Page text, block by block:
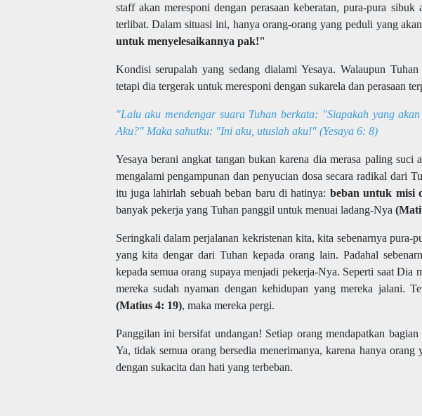
staff akan meresponi dengan perasaan keberatan, pura-pura
terlibat. Dalam situasi ini, hanya orang-orang yang peduli yang
untuk menyelesaikannya pak!"
Kondisi serupalah yang sedang dialami Yesaya. Walaupun
tetapi dia tergerak untuk meresponi dengan sukarela dan perasaan
"Lalu aku mendengar suara Tuhan berkata: "Siapakah yang
Aku?" Maka sahutku: "Ini aku, utuslah aku!" (Yesaya 6: 8)
Yesaya berani angkat tangan bukan karena dia merasa paling suci
mengalami pengampunan dan penyucian dosa secara radikal dari
itu juga lahirlah sebuah beban baru di hatinya: beban untuk misi
banyak pekerja yang Tuhan panggil untuk menuai ladang-Nya
Seringkali dalam perjalanan kekristenan kita, kita sebenarnya pura-
yang kita dengar dari Tuhan kepada orang lain. Padahal
kepada semua orang supaya menjadi pekerja-Nya. Seperti saat
mereka sudah nyaman dengan kehidupan yang mereka jalani.
(Matius 4: 19), maka mereka pergi.
Panggilan ini bersifat undangan! Setiap orang mendapatkan
Ya, tidak semua orang bersedia menerimanya, karena hanya orang
dengan sukacita dan hati yang terbeban.